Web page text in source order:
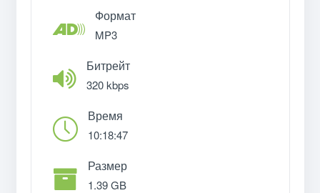
Формат
MP3
Битрейт
320 kbps
Время
10:18:47
Размер
1.39 GB